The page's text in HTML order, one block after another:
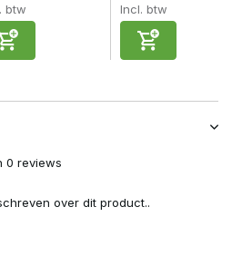
btw
Incl. btw
0 reviews
over dit product..